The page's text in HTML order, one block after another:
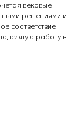
вековые
решениями и
соответствие
работу в